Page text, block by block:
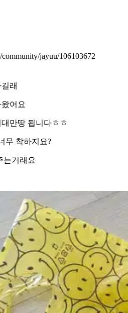
jayuu/106103672
래
어요
만땅 됩니다ㅎㅎ
무 착하지요?
는거래요